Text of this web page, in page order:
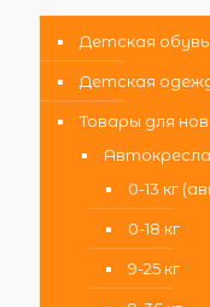
Детская обувь
Детская
Товары для
Автокресла
0-13 кг
0-18 кг
9-25 кг